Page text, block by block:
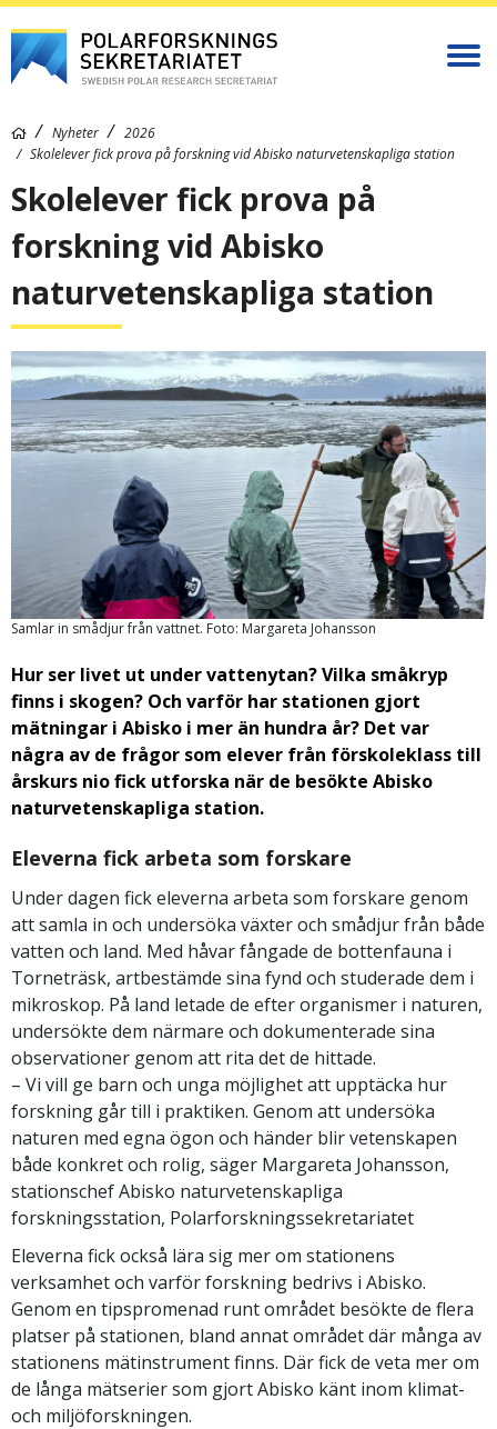
Nyheter
2026
Skolelever fick prova på forskning vid Abisko naturvetenskapliga station
Skolelever fick prova på
forskning vid Abisko
naturvetenskapliga station
Samlar in smådjur från vattnet. Foto: Margareta Johansson
Hur ser livet ut under vattenytan? Vilka småkryp
finns i skogen? Och varför har stationen gjort
mätningar i Abisko i mer än hundra år? Det var
några av de frågor som elever från förskoleklass till
årskurs nio fick utforska när de besökte Abisko
naturvetenskapliga station.
Eleverna fick arbeta som forskare
Under dagen fick eleverna arbeta som forskare genom
att samla in och undersöka växter och smådjur från både
vatten och land. Med håvar fångade de bottenfauna i
Torneträsk, artbestämde sina fynd och studerade dem i
mikroskop. På land letade de efter organismer i naturen,
undersökte dem närmare och dokumenterade sina
observationer genom att rita det de hittade.
– Vi vill ge barn och unga möjlighet att upptäcka hur
forskning går till i praktiken. Genom att undersöka
naturen med egna ögon och händer blir vetenskapen
både konkret och rolig, säger Margareta Johansson,
stationschef Abisko naturvetenskapliga
forskningsstation, Polarforskningssekretariatet
Eleverna fick också lära sig mer om stationens
verksamhet och varför forskning bedrivs i Abisko.
Genom en tipspromenad runt området besökte de flera
platser på stationen, bland annat området där många av
stationens mätinstrument finns. Där fick de veta mer om
de långa mätserier som gjort Abisko känt inom klimat-
och miljöforskningen.